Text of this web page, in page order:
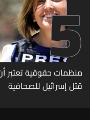
5
منظمات حقوقية تعتبر
قتل إسرائيل للصحافية